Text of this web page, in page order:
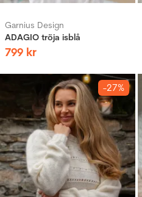
Garnius Design
ADAGIO tröja isblå
799 kr
-27%